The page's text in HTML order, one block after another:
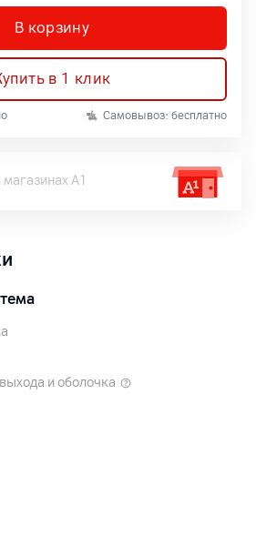
В корзину
в 1 клик
Самовывоз: бесплатно
А1
и оболочка